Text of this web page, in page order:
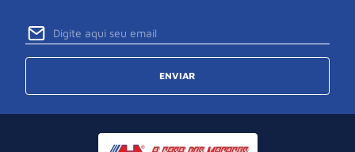
ENVIAR